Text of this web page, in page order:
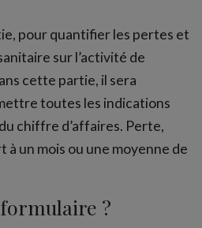
pour quantifier les pertes et
sur l’activité de
cette partie, il sera
toutes les indications
chiffre d’affaires. Perte,
à un mois ou une moyenne de
?